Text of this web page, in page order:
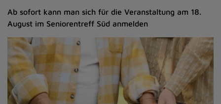
Ab sofort kann man sich für die Veranstaltung am 18.
August im Seniorentreff Süd anmelden